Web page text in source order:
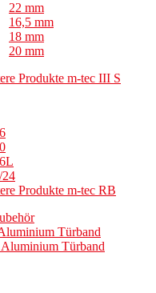
22 mm
16,5 mm
18 mm
20 mm
Produkte m-tec III S
24
Produkte m-tec RB
Türband
Türband